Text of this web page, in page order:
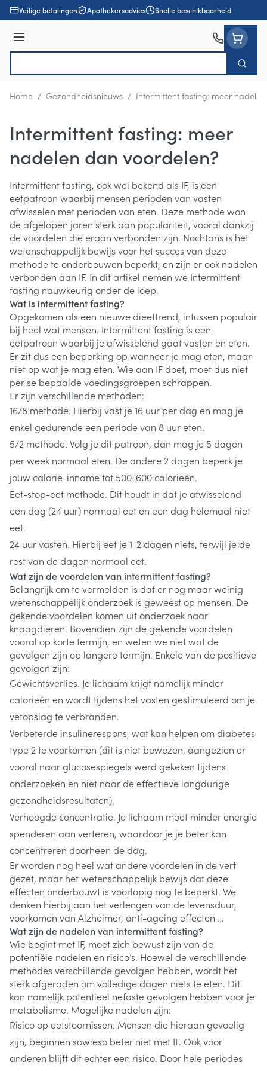
Ga naar de inhoud
Veilige betalingen Apothekersadvies Snelle beschikbaarheid
Menu
Zoek
Home / Gezondheidsnieuws / Intermittent fasting: meer
Intermittent fasting: meer
nadelen dan voordelen?
Intermittent fasting, ook wel bekend als IF, is een
eetpatroon waarbij mensen perioden van vasten
afwisselen met perioden van eten. Deze methode won
de afgelopen jaren sterk aan populariteit, vooral dankzij
de voordelen die eraan verbonden zijn. Nochtans is het
wetenschappelijk bewijs voor het succes van deze
methode te onderbouwen beperkt, en zijn er ook nadelen
verbonden aan IF. In dit artikel nemen we Intermittent
fasting nauwkeurig onder de loep.
Wat is intermittent fasting?
Opgekomen als een nieuwe dieettrend, intussen populair
bij heel wat mensen. Intermittent fasting is een
eetpatroon waarbij je afwisselend gaat vasten en eten.
Er zit dus een beperking op wanneer je mag eten, maar
niet op wat je mag eten. Wie aan IF doet, moet dus niet
per se bepaalde voedingsgroepen schrappen.
Er zijn verschillende methoden:
16/8 methode. Hierbij vast je 16 uur per dag en mag je
enkel gedurende een periode van 8 uur eten.
5/2 methode. Volg je dit patroon, dan mag je 5 dagen
per week normaal eten. De andere 2 dagen beperk je
jouw calorie-inname tot 500-600 calorieën.
Eet-stop-eet methode. Dit houdt in dat je afwisselend
een dag (24 uur) normaal eet en een dag helemaal niet
eet.
24 uur vasten. Hierbij eet je 1-2 dagen niets, terwijl je de
rest van de dagen normaal eet.
Wat zijn de voordelen van intermittent fasting?
Belangrijk om te vermelden is dat er nog maar weinig
wetenschappelijk onderzoek is geweest op mensen. De
gekende voordelen komen uit onderzoek naar
knaagdieren. Bovendien zijn de gekende voordelen
vooral op korte termijn, en weten we niet wat de
gevolgen zijn op langere termijn. Enkele van de positieve
gevolgen zijn:
Gewichtsverlies. Je lichaam krijgt namelijk minder
calorieën en wordt tijdens het vasten gestimuleerd om je
vetopslag te verbranden.
Verbeterde insulinerespons, wat kan helpen om diabetes
type 2 te voorkomen (dit is niet bewezen, aangezien er
vooral naar glucosespiegels werd gekeken tijdens
onderzoeken en niet naar de effectieve langdurige
gezondheidsresultaten).
Verhoogde concentratie. Je lichaam moet minder energie
spenderen aan verteren, waardoor je je beter kan
concentreren doorheen de dag.
Er worden nog heel wat andere voordelen in de verf
gezet, maar het wetenschappelijk bewijs dat deze
effecten onderbouwt is voorlopig nog te beperkt. We
denken hierbij aan het verlengen van de levensduur,
voorkomen van Alzheimer, anti-ageing effecten …
Wat zijn de nadelen van intermittent fasting?
Wie begint met IF, moet zich bewust zijn van de
potentiële nadelen en risico’s. Hoewel de verschillende
methodes verschillende gevolgen hebben, wordt het
sterk afgeraden om volledige dagen niets te eten. Dit
kan namelijk potentieel nefaste gevolgen hebben voor je
metabolisme. Mogelijke nadelen zijn:
Risico op eetstoornissen. Mensen die hieraan gevoelig
zijn, beginnen sowieso beter niet met IF. Ook voor
anderen blijft dit echter een risico. Door hele periodes